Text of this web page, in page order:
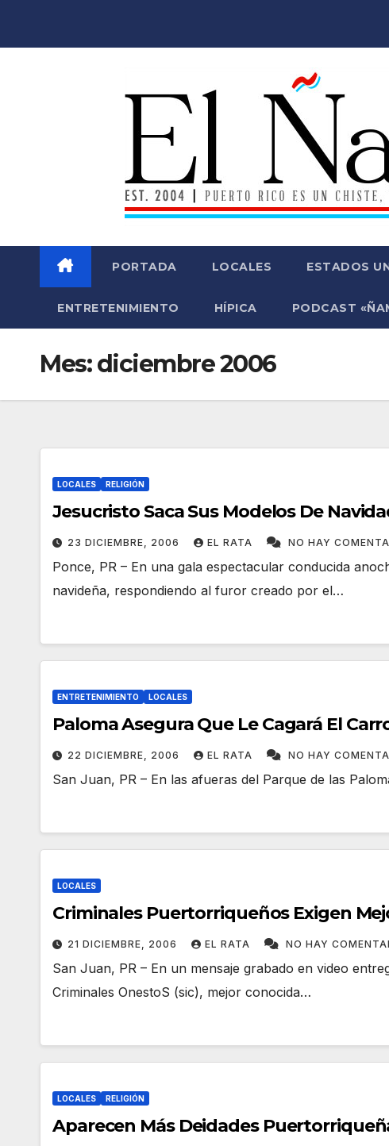
PORTADA LOCALES ESTADOS
ENTRETENIMIENTO HÍPICA PODCAST
Mes:diciembre 2006
LOCALES RELIGIÓN
Jesucristo Saca Sus Modelos De
23 DICIEMBRE, 2006 EL RATA NO HAY
Ponce, PR – En una gala espectacular conducida
navideña, respondiendo al furor creado por el…
ENTRETENIMIENTO LOCALES
Paloma Asegura Que Le Cagará El
22 DICIEMBRE, 2006 EL RATA NO HAY
San Juan, PR – En las afueras del Parque de las
LOCALES
Criminales Puertorriqueños Exigen
21 DICIEMBRE, 2006 EL RATA NO HAY
San Juan, PR – En un mensaje grabado en video
Criminales OnestoS (sic), mejor conocida…
LOCALES RELIGIÓN
Aparecen Más Deidades